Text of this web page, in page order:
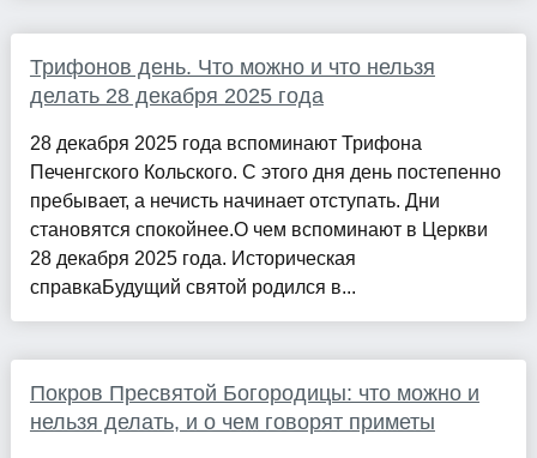
Трифонов день. Что можно и что нельзя
делать 28 декабря 2025 года
28 декабря 2025 года вспоминают Трифона
Печенгского Кольского. С этого дня день постепенно
пребывает, а нечисть начинает отступать. Дни
становятся спокойнее.О чем вспоминают в Церкви
28 декабря 2025 года. Историческая
справкаБудущий святой родился в...
Покров Пресвятой Богородицы: что можно и
нельзя делать, и о чем говорят приметы